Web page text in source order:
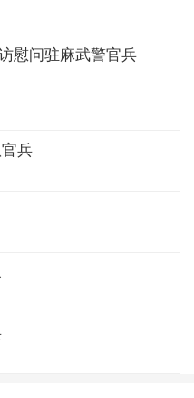
慰问驻麻武警官兵
兵